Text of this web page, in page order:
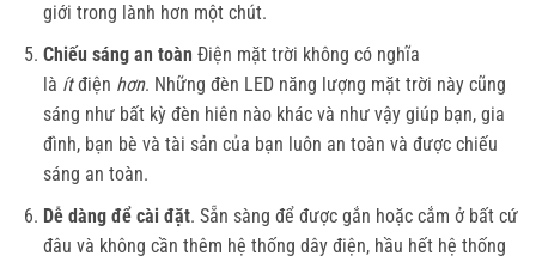
giới trong lành hơn một chút.
Chiếu sáng an toàn Điện mặt trời không có nghĩa
là ítđiện hơn. Những đèn LED năng lượng mặt trời này cũng
sáng như bất kỳ đèn hiên nào khác và như vậy giúp bạn, gia
đình, bạn bè và tài sản của bạn luôn an toàn và được chiếu
sáng an toàn.
Dễ dàng để cài đặt. Sẵn sàng để được gắn hoặc cắm ở bất cứ
đâu và không cần thêm hệ thống dây điện, hầu hết hệ thống